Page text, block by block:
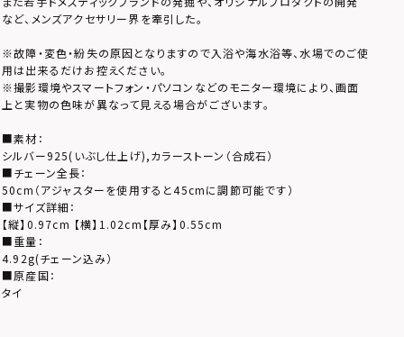
など、メンズアクセサリー界を牽引した。
※故障・変色・紛失の原因となりますので入浴や海水浴等、水場でのご使
用は出来るだけお控えください。
※撮影環境やスマートフォン・パソコンなどのモニター環境により、画面
上と実物の色味が異なって見える場合がございます。
■素材：
シルバー925(いぶし仕上げ),カラーストーン（合成石）
■チェーン全長：
50cm（アジャスターを使用すると45cmに調節可能です）
■サイズ詳細：
【縦】0.97cm 【横】1.02cm【厚み】0.55cm
■重量：
4.92g(チェーン込み）
■原産国：
タイ